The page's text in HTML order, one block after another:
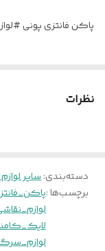
پاکن فانتزی پونی
نظرات
دسته‌بندی:سایر لوازم
برچسب‌ها :